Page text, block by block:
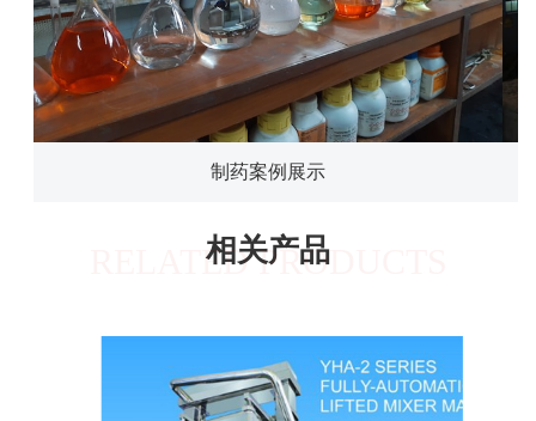
制药案例展示
相关产品
RELATED PRODUCTS